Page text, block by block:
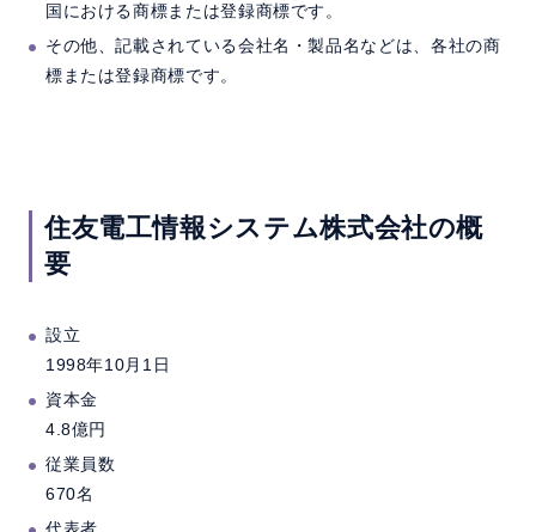
国における商標または登録商標です。
その他、記載されている会社名・製品名などは、各社の商
標または登録商標です。
住友電工情報システム株式会社の概
要
設立
1998年10月1日
資本金
4.8億円
従業員数
670名